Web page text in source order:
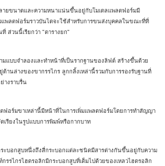
ายขนาดและความหนาแน่นขึ้นอยู่กับโมเดลแพลตฟอร์มมี
แพลตฟอร์มราวบันไดจะใช้สำหรับการขนส่งบุคคลในขณะที่ที่
ส่วนนี้เรียกว่า "ตารางยก"
แบบจำลองและทำหน้าที่เป็นรากฐานของลิฟต์ สร้างขึ้นด้วย
านล่างของขากรรไกร ลูกกลิ้งเหล่านี้รวมกับการรองรับฐานที่
างราบรื่น
ฟอร์มขาเหล่านี้มีหน้าที่ในการเพิ่มแพลตฟอร์มโดยการทำสัญญา
เรียงในรูปแบบการพิมพ์หรือกากบาท
ะบอกสูบหนึ่งถึงสี่กระบอกแต่ละชนิดมีสารต่างกันขึ้นอยู่กับความ
รรไกรไฮดรอลิกมีกระบอกสูบที่เต็มไปด้วยของเหลวไฮดรอลิก